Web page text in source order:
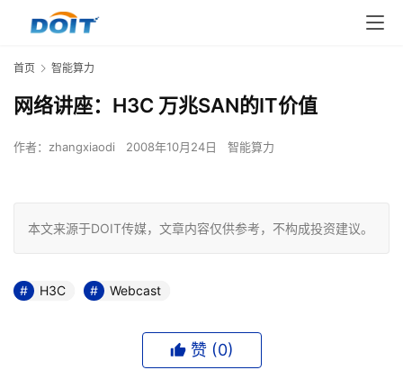
首页 智能算力
网络讲座：H3C 万兆SAN的IT价值
作者： zhangxiaodi 2008年10月24日 智能算力
本文来源于DOIT传媒，文章内容仅供参考，不构成投资建议。
H3C Webcast
赞 (0)